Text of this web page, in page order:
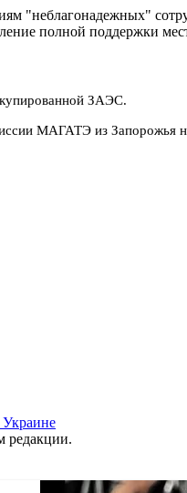
"неблагонадежных"
полной поддержки
ЗАЭС.
МАГАТЭ из Запорожья
редакции.